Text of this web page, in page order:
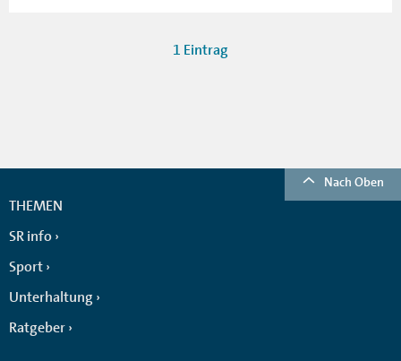
1 Eintrag
Nach Oben
THEMEN
SR info
Sport
Unterhaltung
Ratgeber